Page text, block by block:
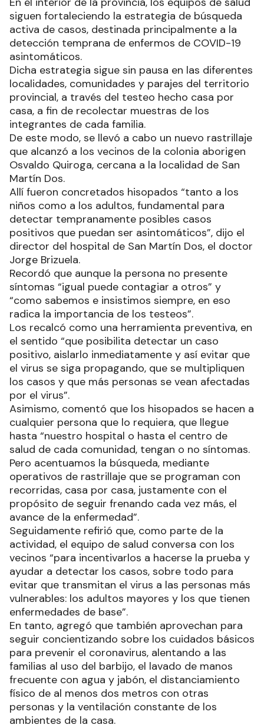
siguen fortaleciendo la estrategia de búsqueda
activa de casos, destinada principalmente a la
detección temprana de enfermos de COVID-19
asintomáticos.
Dicha estrategia sigue sin pausa en las diferentes
localidades, comunidades y parajes del territorio
provincial, a través del testeo hecho casa por
casa, a fin de recolectar muestras de los
integrantes de cada familia.
De este modo, se llevó a cabo un nuevo rastrillaje
que alcanzó a los vecinos de la colonia aborigen
Osvaldo Quiroga, cercana a la localidad de San
Martín Dos.
Allí fueron concretados hisopados “tanto a los
niños como a los adultos, fundamental para
detectar tempranamente posibles casos
positivos que puedan ser asintomáticos”, dijo el
director del hospital de San Martín Dos, el doctor
Jorge Brizuela.
Recordó que aunque la persona no presente
síntomas “igual puede contagiar a otros” y
“como sabemos e insistimos siempre, en eso
radica la importancia de los testeos”.
Los recalcó como una herramienta preventiva, en
el sentido “que posibilita detectar un caso
positivo, aislarlo inmediatamente y así evitar que
el virus se siga propagando, que se multipliquen
los casos y que más personas se vean afectadas
por el virus”.
Asimismo, comentó que los hisopados se hacen a
cualquier persona que lo requiera, que llegue
hasta “nuestro hospital o hasta el centro de
salud de cada comunidad, tengan o no síntomas.
Pero acentuamos la búsqueda, mediante
operativos de rastrillaje que se programan con
recorridas, casa por casa, justamente con el
propósito de seguir frenando cada vez más, el
avance de la enfermedad”.
Seguidamente refirió que, como parte de la
actividad, el equipo de salud conversa con los
vecinos “para incentivarlos a hacerse la prueba y
ayudar a detectar los casos, sobre todo para
evitar que transmitan el virus a las personas más
vulnerables: los adultos mayores y los que tienen
enfermedades de base”.
En tanto, agregó que también aprovechan para
seguir concientizando sobre los cuidados básicos
para prevenir el coronavirus, alentando a las
familias al uso del barbijo, el lavado de manos
frecuente con agua y jabón, el distanciamiento
físico de al menos dos metros con otras
personas y la ventilación constante de los
ambientes de la casa.